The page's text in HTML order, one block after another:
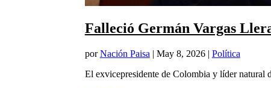
Falleció Germán Vargas
porNación Paisa | May 8, 2026| Política
El exvicepresidente de Colombia y líder natural